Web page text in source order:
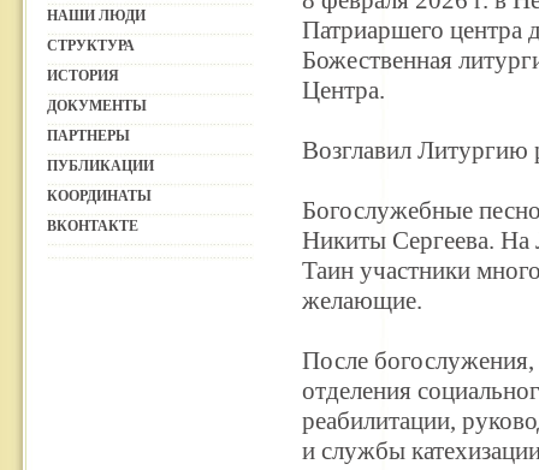
НАШИ ЛЮДИ
СТРУКТУРА
ИСТОРИЯ
ДОКУМЕНТЫ
ПАРТНЕРЫ
ПУБЛИКАЦИИ
КООРДИНАТЫ
ВКОНТАКТЕ
Патриаршего центра
Божественная
Центра.
Возглавил Литургию
Богослужебные
Никиты Сергеева.
Таин участники
желающие.
После
отделения
реабилитации,
и службы